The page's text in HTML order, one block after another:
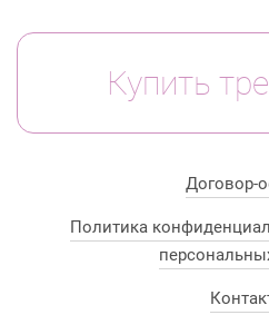
Купить
Договор-
Политика